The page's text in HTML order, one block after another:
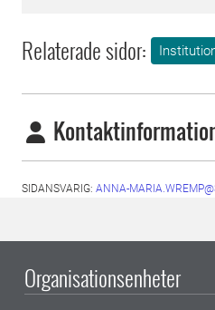
Relaterade sidor:
SIDANSVARIG: ANNA-
Organisationsenheter